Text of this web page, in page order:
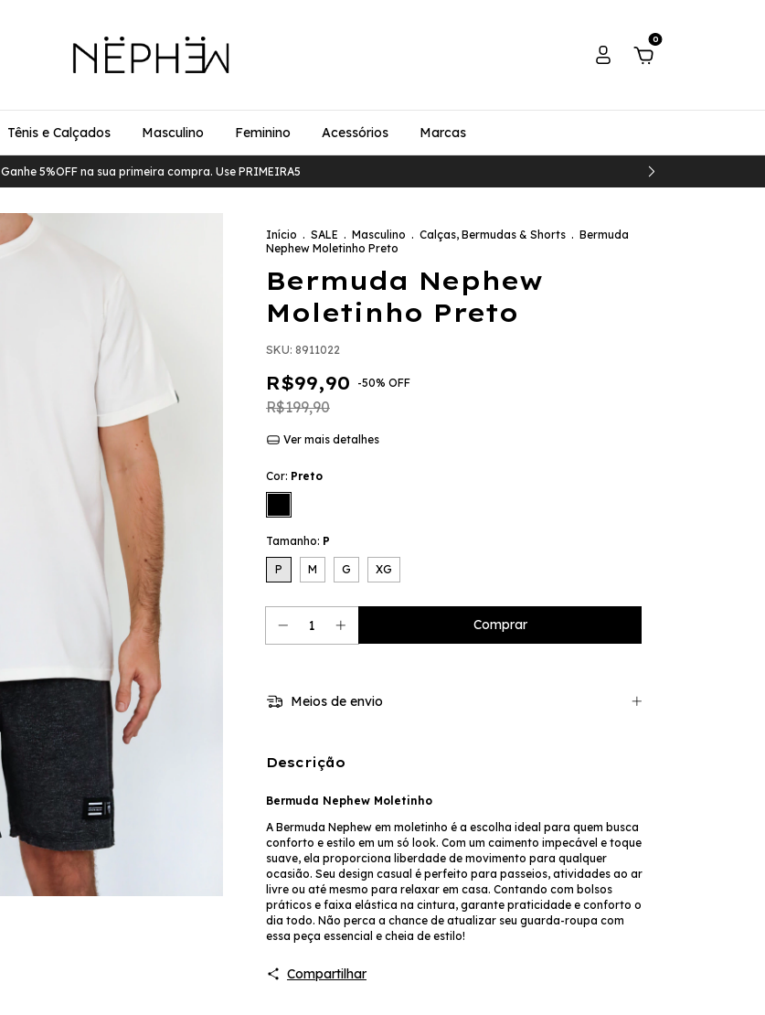
0
Tênis e Calçados Masculino Feminino Acessórios Marcas
Ganhe 5%OFF na sua primeira compra. Use PRIMEIRA5
Início . SALE . Masculino . Calças, Bermudas & Shorts . Bermuda
Nephew Moletinho Preto
Bermuda Nephew
Moletinho Preto
SKU: 8911022
R$99,90 -50% OFF
R$199,90
Ver mais detalhes
Cor: Preto
Tamanho: P
P M G XG
Meios de envio
Descrição
Bermuda Nephew Moletinho
A Bermuda Nephew em moletinho é a escolha ideal para quem busca
conforto e estilo em um só look. Com um caimento impecável e toque
suave, ela proporciona liberdade de movimento para qualquer
ocasião. Seu design casual é perfeito para passeios, atividades ao ar
livre ou até mesmo para relaxar em casa. Contando com bolsos
práticos e faixa elástica na cintura, garante praticidade e conforto o
dia todo. Não perca a chance de atualizar seu guarda-roupa com
essa peça essencial e cheia de estilo!
Compartilhar